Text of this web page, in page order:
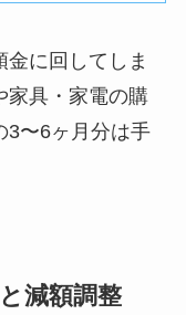
金に回してしま
家具・家電の購
3〜6ヶ月分は手
減額調整